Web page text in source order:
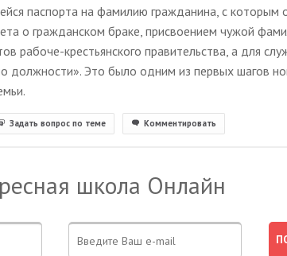
паспорта на фамилию гражданина, с которым
о гражданском браке, присвоением чужой
рабоче-крестьянского правительства, а для
должности». Это было одним из первых шагов
Задать вопрос по теме Комментировать
школа Онлайн